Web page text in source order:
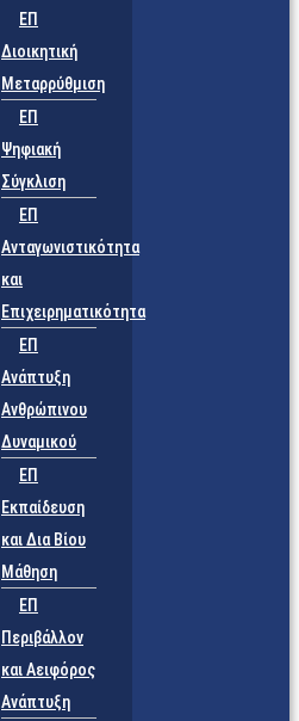
ΕΠ
Διοικητική
Μεταρρύθμιση
ΕΠ
Ψηφιακή
Σύγκλιση
ΕΠ
Ανταγωνιστικότητα
και
Επιχειρηματικότητα
ΕΠ
Ανάπτυξη
Ανθρώπινου
Δυναμικού
ΕΠ
Εκπαίδευση
και Δια Βίου
Μάθηση
ΕΠ
Περιβάλλον
και Αειφόρος
Ανάπτυξη